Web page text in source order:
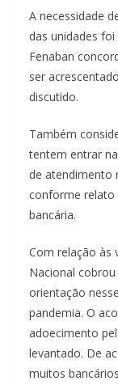
A necessidade
das unidades
Fenaban
ser
discutido.
Também
tentem entrar
de atendimento
conforme relato
bancária.
Com relação às
Nacional
orientação
pandemia. O
adoecimento
levantado. De
muitos